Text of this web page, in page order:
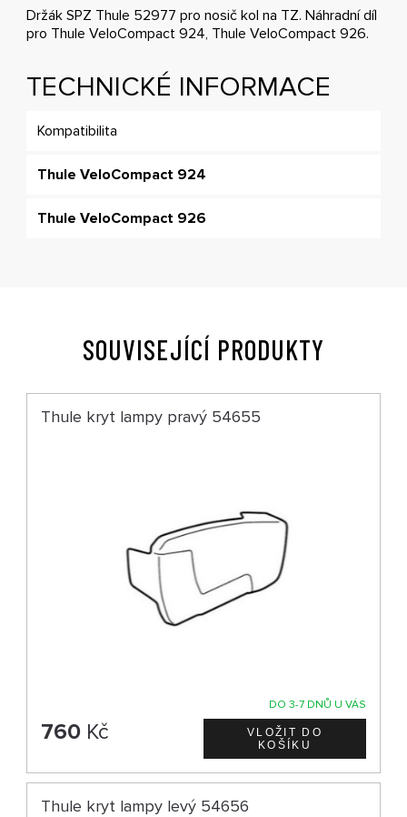
Držák SPZ Thule 52977 pro nosič kol na TZ. Náhradní díl
pro Thule VeloCompact 924, Thule VeloCompact 926.
TECHNICKÉ INFORMACE
Kompatibilita
Thule VeloCompact 924
Thule VeloCompact 926
SOUVISEJÍCÍ PRODUKTY
Thule kryt lampy pravý 54655
DO 3-7 DNŮ U VÁS
760 Kč
Thule kryt lampy levý 54656